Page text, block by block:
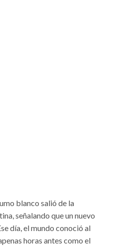
blanco salió de la
señalando que un nuevo
día, el mundo conoció al
horas antes como el